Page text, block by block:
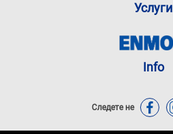
Услуги
Info
Следете не